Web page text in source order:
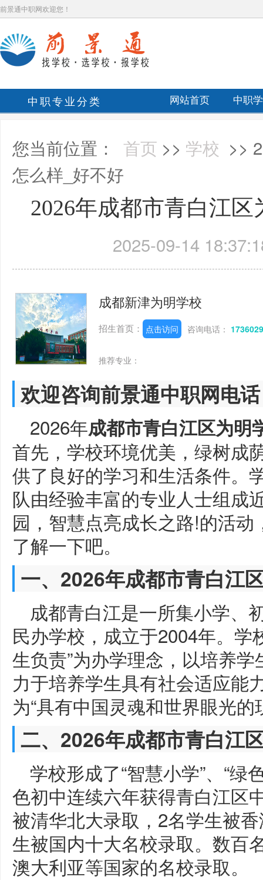
前景通中职网欢迎您！
中职专业分类 网站首页 中职
您当前位置： 首页 >> 学校 >>
怎么样_好不好
2026年成都市青白江
2025-09-14
成都新津为明学校
招生首页： 点击访问 咨询电话：
推荐专业：
欢迎咨询前景通中职网电
2026年成都市青白江区为明
首先，学校环境优美，绿树成
供了良好的学习和生活条件。
队由经验丰富的专业人士组成
园，智慧点亮成长之路!的活
了解一下吧。
一、2026年成都市青白江
成都青白江是一所集小学、
民办学校，成立于2004年。学
生负责”为办学理念，以培养
力于培养学生具有社会适应能
为“具有中国灵魂和世界眼光的
二、2026年成都市青白江
学校形成了“智慧小学”、“绿
色初中连续六年获得青白江区
被清华北大录取，2名学生被
生被国内十大名校录取。数百
澳大利亚等国家的名校录取。